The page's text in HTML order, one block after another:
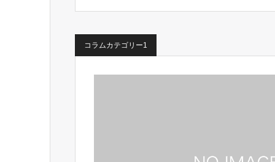
コラムカテゴリー1